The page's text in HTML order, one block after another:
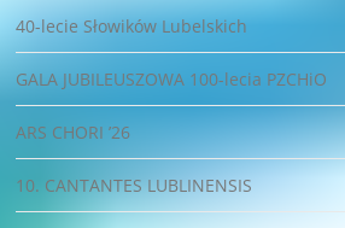
40-lecie Słowików Lubelskich
GALA JUBILEUSZOWA 100-lecia PZCHiO
ARS CHORI ’26
10. CANTANTES LUBLINENSIS